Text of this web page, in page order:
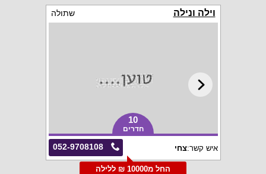
וילה ונילה שתולה
10
חדרים
052-9708108 איש קשר:צחי
החל מ10000 ₪ ללילה